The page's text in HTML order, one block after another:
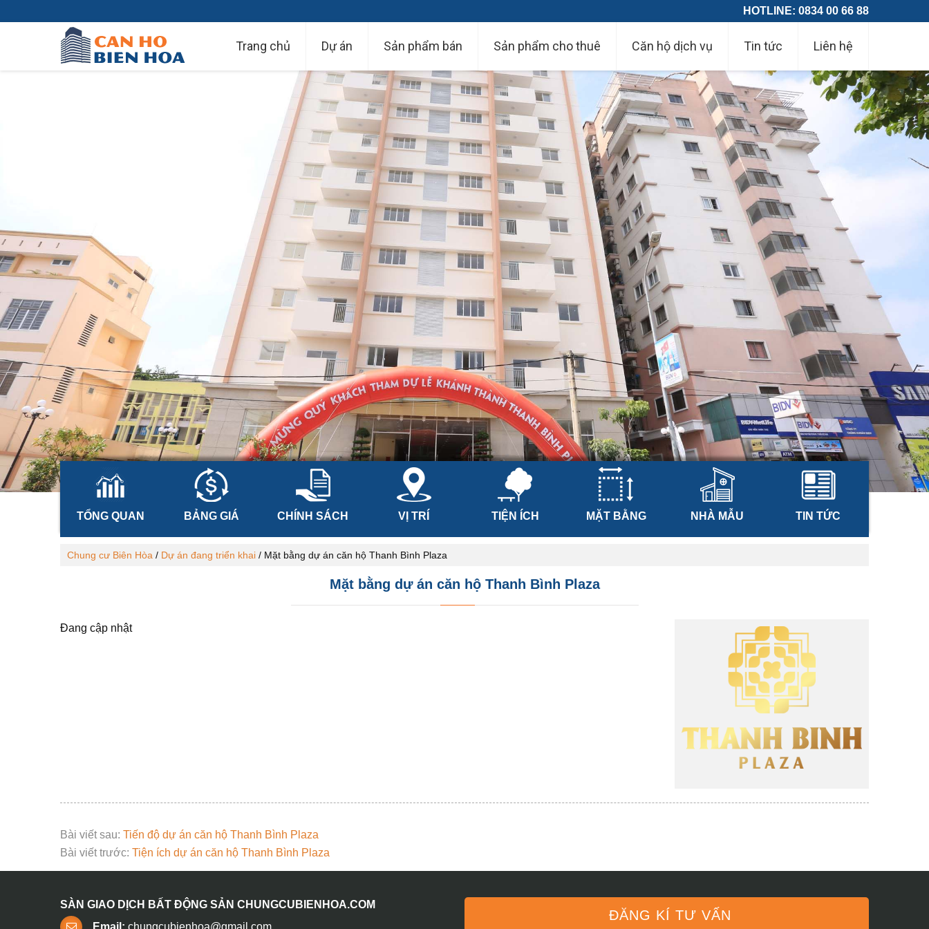
HOTLINE: 0834 00 66 88
Trang chủ Dự án Sản phẩm bán Sản phẩm cho thuê Căn hộ dịch vụ Tin tức Liên hệ
TỔNG QUAN BẢNG GIÁ CHÍNH SÁCH VỊ TRÍ TIỆN ÍCH MẶT BẰNG NHÀ MẪU TIN TỨC
Chung cư Biên Hòa / Dự án đang triển khai / Mặt bằng dự án căn hộ Thanh Bình Plaza
Mặt bằng dự án căn hộ Thanh Bình Plaza
Đang cập nhật
Bài viết sau: Tiến độ dự án căn hộ Thanh Bình Plaza
Bài viết trước: Tiện ích dự án căn hộ Thanh Bình Plaza
ĐĂNG KÍ TƯ VẤN
SÀN GIAO DỊCH BẤT ĐỘNG SẢN CHUNGCUBIENHOA.COM